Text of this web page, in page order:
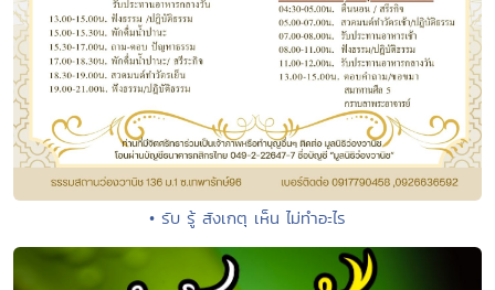
• รับ รู้ สังเกตุ เห็น ไม่ทำอะไร